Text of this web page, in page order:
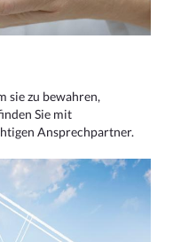
sie zu bewahren,
Sie mit
Ansprechpartner.